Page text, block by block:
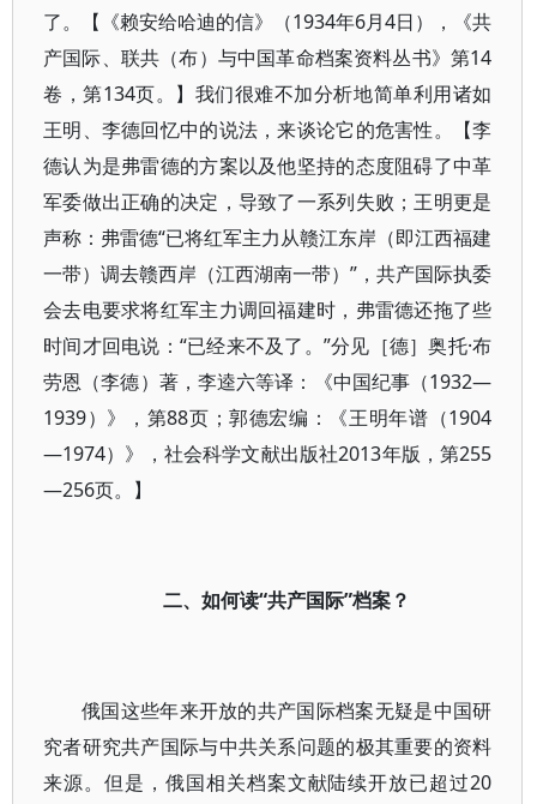
了。【《赖安给哈迪的信》（1934年6月4日），《共
产国际、联共（布）与中国革命档案资料丛书》第14
卷，第134页。】我们很难不加分析地简单利用诸如
王明、李德回忆中的说法，来谈论它的危害性。【李
德认为是弗雷德的方案以及他坚持的态度阻碍了中革
军委做出正确的决定，导致了一系列失败；王明更是
声称：弗雷德“已将红军主力从赣江东岸（即江西福建
一带）调去赣西岸（江西湖南一带）”，共产国际执委
会去电要求将红军主力调回福建时，弗雷德还拖了些
时间才回电说：“已经来不及了。”分见［德］奥托·布
劳恩（李德）著，李逵六等译：《中国纪事（1932—
1939）》，第88页；郭德宏编：《王明年谱（1904
—1974）》，社会科学文献出版社2013年版，第255
—256页。】
二、如何读“共产国际”档案？
俄国这些年来开放的共产国际档案无疑是中国研
究者研究共产国际与中共关系问题的极其重要的资料
来源。但是，俄国相关档案文献陆续开放已超过20